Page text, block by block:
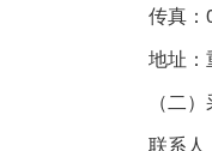
传真：
地址：
（二
联系人